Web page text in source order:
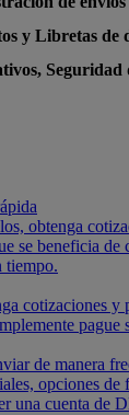
y Libretas de
Seguridad
obtenga
se beneficia de
tiempo.
cotizaciones y
pague
de manera
opciones
una cuenta de